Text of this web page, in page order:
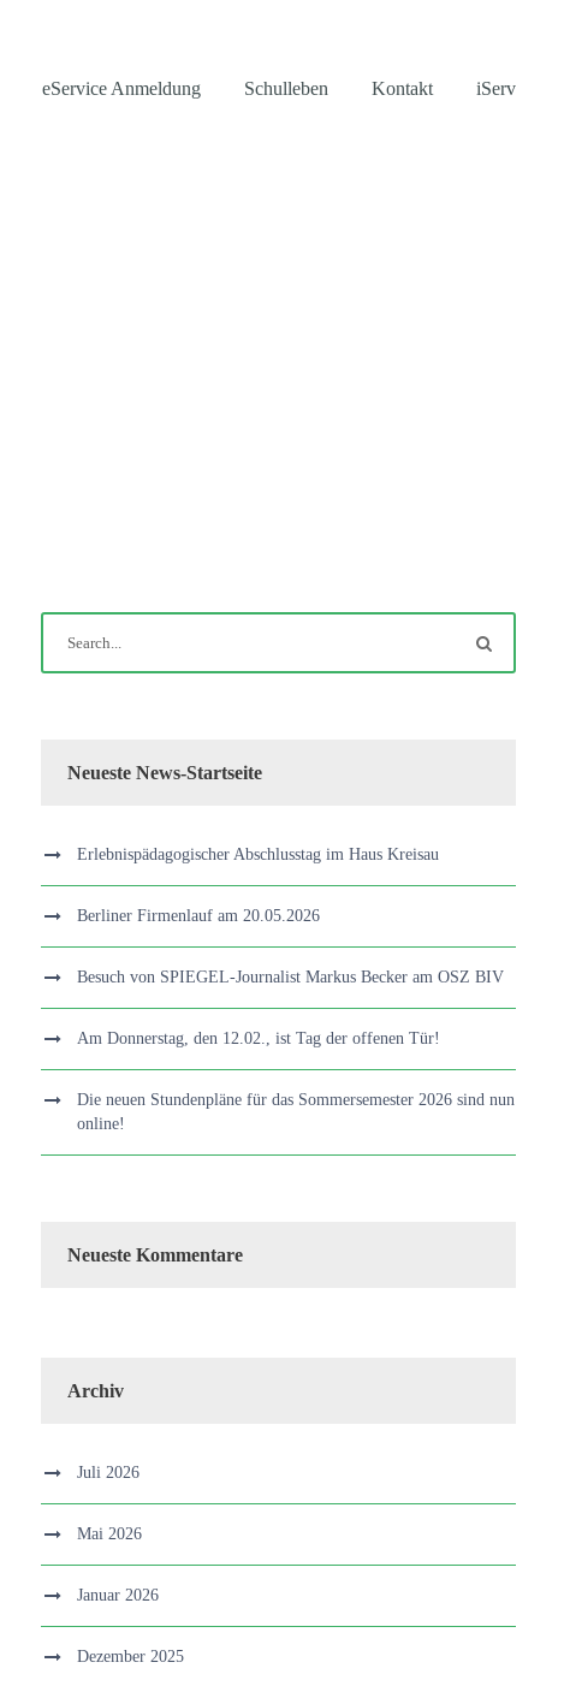
eService Anmeldung Schulleben Kontakt iServ
Neueste News-Startseite
Erlebnispädagogischer Abschlusstag im Haus Kreisau
Berliner Firmenlauf am 20.05.2026
Besuch von SPIEGEL-Journalist Markus Becker am OSZ BIV
Am Donnerstag, den 12.02., ist Tag der offenen Tür!
Die neuen Stundenpläne für das Sommersemester 2026 sind nun
online!
Neueste Kommentare
Archiv
Juli 2026
Mai 2026
Januar 2026
Dezember 2025